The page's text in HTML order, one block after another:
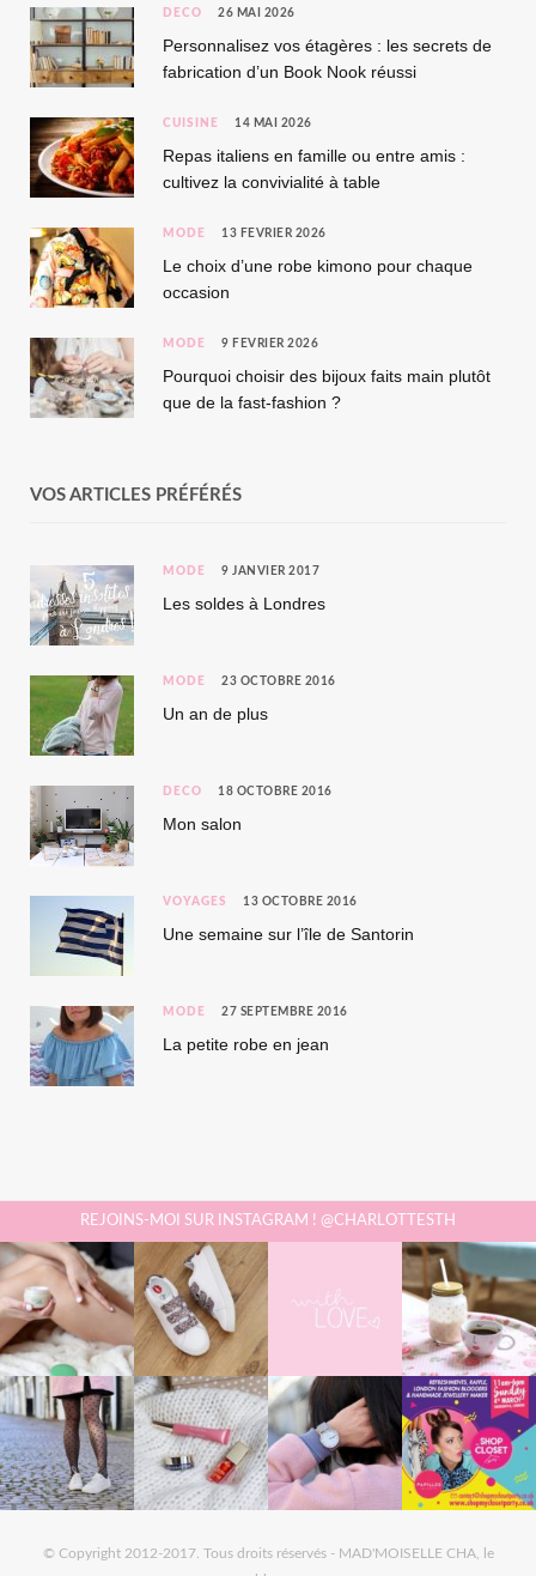
DÉCO 26 MAI 2026
Personnalisez vos étagères : les secrets de
fabrication d’un Book Nook réussi
CUISINE 14 MAI 2026
Repas italiens en famille ou entre amis :
cultivez la convivialité à table
MODE 13 FÉVRIER 2026
Le choix d’une robe kimono pour chaque
occasion
MODE 9 FÉVRIER 2026
Pourquoi choisir des bijoux faits main plutôt
que de la fast-fashion ?
VOS ARTICLES PRÉFÉRÉS
MODE 9 JANVIER 2017
Les soldes à Londres
MODE 23 OCTOBRE 2016
Un an de plus
DÉCO 18 OCTOBRE 2016
Mon salon
VOYAGES 13 OCTOBRE 2016
Une semaine sur l’île de Santorin
MODE 27 SEPTEMBRE 2016
La petite robe en jean
REJOINS-MOI SUR INSTAGRAM ! @CHARLOTTESTH
© Copyright 2012-2017. Tous droits réservés - MAD'MOISELLE CHA, le